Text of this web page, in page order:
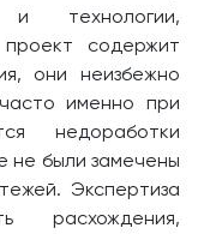
и технологии,
содержит
они неизбежно
именно при
недоработки
не были замечены
Экспертиза
расхождения,